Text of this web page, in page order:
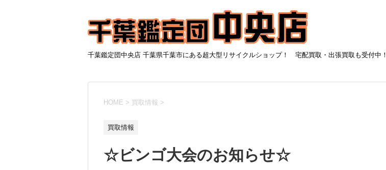
千葉鑑定団中央店 千葉県千葉市にある超大型リサイクルショップ！ 宅配買取・出張買取も受付中！
HOME > 買取情報 >
買取情報
☆ビンゴ大会のお知らせ☆